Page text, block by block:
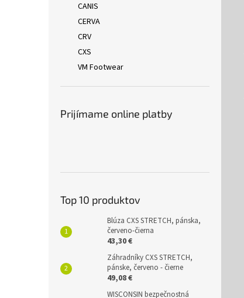
CANIS
CERVA
CRV
CXS
VM Footwear
Prijímame online platby
Top 10 produktov
Blúza CXS STRETCH, pánska,
červeno-čierna
43,30 €
Záhradníky CXS STRETCH,
pánske, červeno - čierne
49,08 €
WISCONSIN bezpečnostná